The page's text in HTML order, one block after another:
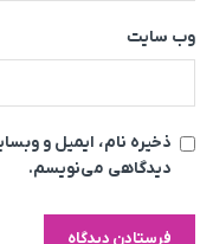
وب‌ سایت
ذخیره نام، ایمیل و
دیدگاهی می‌نویسم.